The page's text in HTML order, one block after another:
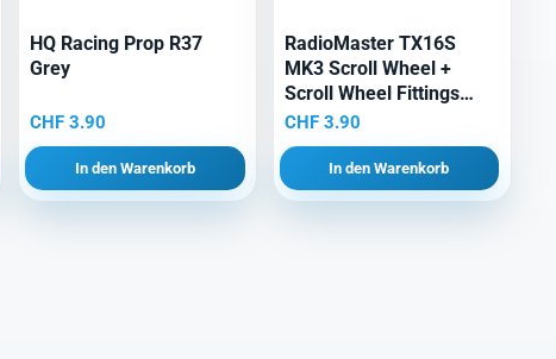
HQ Racing Prop R37
Grey
CHF 3.90
In den Warenkorb
RadioMaster TX16S
MK3 Scroll Wheel +
Scroll Wheel Fittings
Schwarz
CHF3.90
In den Warenkorb